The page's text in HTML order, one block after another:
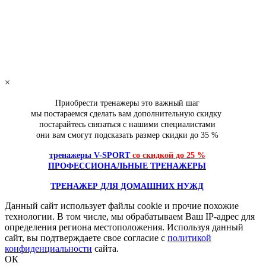
Эллиптический тренажер Jorgen Svensson BODY LABS
руб.
добавить в заказ
×
Приобрести тренажеры это важный шаг
мы постараемся сделать вам дополнительную скидку
постарайтесь связаться с нашими специалистами
они вам смогут подсказать размер скидки до 35 %
тренажеры V-SPORT со скидкой до 25 %
ПРОФЕССИОНАЛЬНЫЕ ТРЕНАЖЕРЫ
ТРЕНАЖЕР ДЛЯ ДОМАШНИХ НУЖД
Данный сайт использует файлы cookie и прочие похожие
технологии. В том числе, мы обрабатываем Ваш IP-адрес для
определения региона местоположения. Используя данный
сайт, вы подтверждаете свое согласие с политикой
конфиденциальности сайта.
ОК